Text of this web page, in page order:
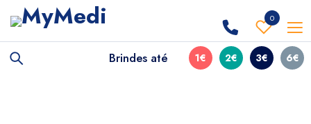
0
Brindes até 1€ 2€ 3€ 6€